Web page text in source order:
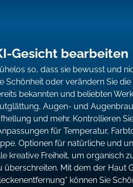
Gesicht bearbeiten
so, dass sie bewusst und
Schönheit oder verändern Sie
bekannten und beliebten
Augen- und
und mehr. Kontrollieren
für Temperatur,
Optionen für natürliche und
kreative Freiheit, um organisch
überschreiten. Mit dem der Haut
können Sie